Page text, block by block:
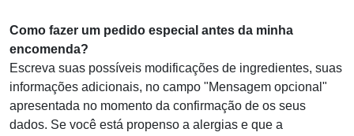
Como fazer um pedido especial antes da minha
encomenda?
Escreva suas possíveis modificações de ingredientes, suas
informações adicionais, no campo "Mensagem opcional"
apresentada no momento da confirmação de os seus
dados. Se você está propenso a alergias e que a